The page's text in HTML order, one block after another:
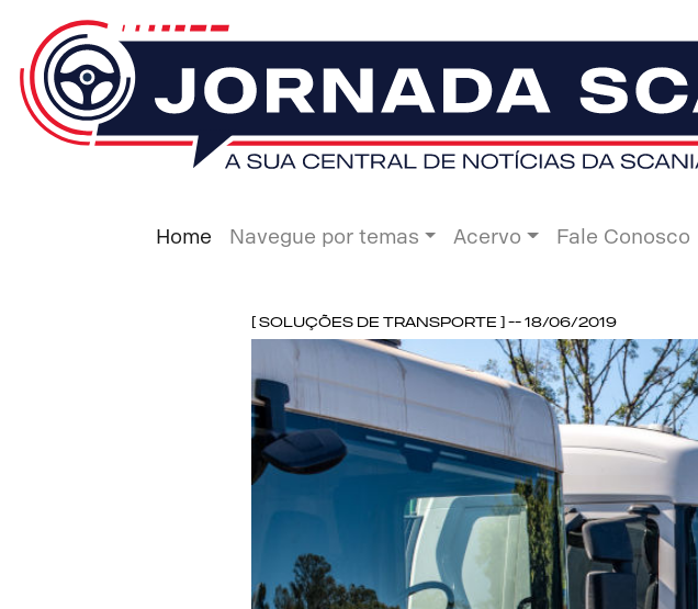
Home Navegue por temas Acervo Fale Conosco
[ Soluções de Transporte ] -- 18/06/2019